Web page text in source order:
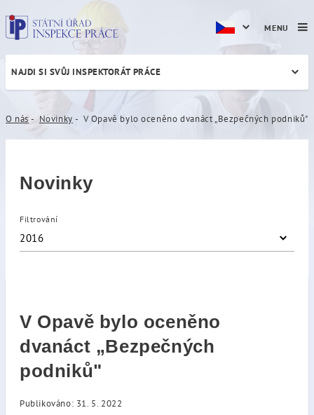
V Opavě bylo oceněno
NAJDI SI SVŮJ INSPEKTORÁT PRÁCE
O nás Novinky V Opavě bylo oceněno dvanáct „Bezpečných podniků"
Novinky
Filtrování
2016
V Opavě bylo oceněno
dvanáct „Bezpečných
podniků"
Publikováno: 31. 5. 2022
MENU